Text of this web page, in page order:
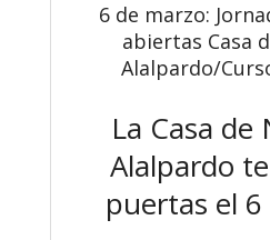
6 de marzo:
abiertas Casa
Alalpardo/
La Casa de
Alalpardo
puertas el